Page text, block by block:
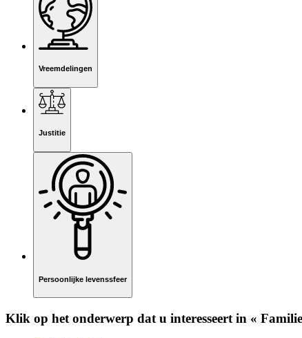
Vreemdelingen
Justitie
Persoonlijke levenssfeer
Klik op het onderwerp dat u interesseert in «